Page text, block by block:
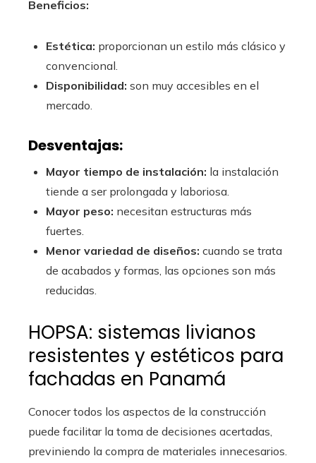
Beneficios:
Estética: proporcionan un estilo más clásico y
convencional.
Disponibilidad: son muy accesibles en el
mercado.
Desventajas:
Mayor tiempo de instalación: la instalación
tiende a ser prolongada y laboriosa.
Mayor peso: necesitan estructuras más
fuertes.
Menor variedad de diseños: cuando se trata
de acabados y formas, las opciones son más
reducidas.
HOPSA: sistemas livianos
resistentes y estéticos para
fachadas en Panamá
Conocer todos los aspectos de la construcción
puede facilitar la toma de decisiones acertadas,
previniendo la compra de materiales innecesarios.